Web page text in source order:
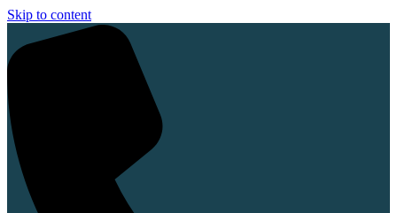
Skip to content